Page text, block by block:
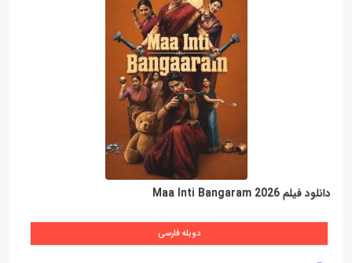
دانلود فیلم Maa Inti Bangaram 2026
دوبله فارسی